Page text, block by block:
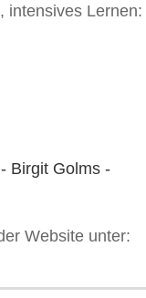
intensives Lernen:
Website unter: